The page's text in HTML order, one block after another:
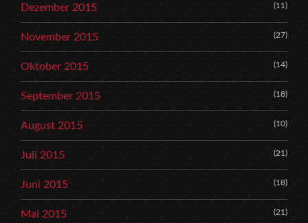
Dezember 2015 (11)
November 2015 (27)
Oktober 2015 (14)
September 2015 (18)
August 2015 (10)
Juli 2015 (21)
Juni 2015 (18)
Mai 2015 (21)